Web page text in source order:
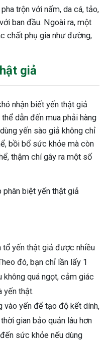
trộn với nấm, da cá, tảo,
ban đầu. Ngoài ra, một
chất phụ gia như đường,
giả
nhận biết yến thật giả
dẫn đến mua phải hàng
yến sào giả không chỉ
bồi bổ sức khỏe mà còn
thậm chí gây ra một số
biệt yến thật giả
tổ yến thật giả được nhiều
đó, bạn chỉ lần lấy 1
không quá ngọt, cảm giác
yến thật.
vào yến để tạo độ kết dính,
gian bảo quản lâu hơn
sức khỏe nếu dùng